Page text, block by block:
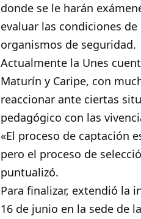
donde se le harán
evaluar las condiciones
organismos de seguridad.
Actualmente la Unes
Maturín y Caripe, con
reaccionar ante ciertas
pedagógico con las
«El proceso de captación
pero el proceso de
puntualizó.
Para finalizar, extendió la
16 de junio en la sede de